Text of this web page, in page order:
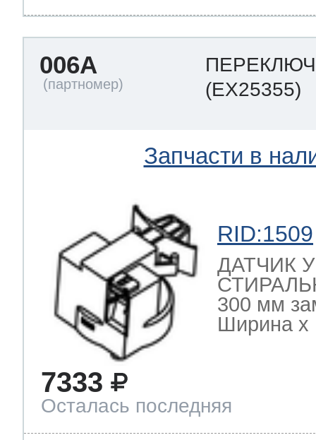
006A
(EX25355)
Запчасти в
RID:1509
ДАТЧИК
300 мм
Ширина х
7333
Осталась последняя